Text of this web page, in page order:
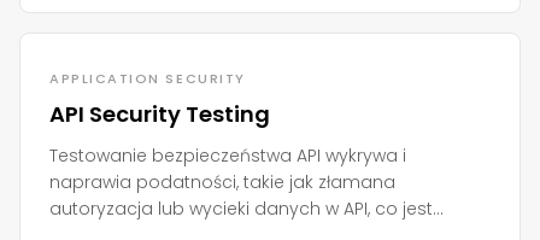
APPLICATION SECURITY
API Security Testing
Testowanie bezpieczeństwa API wykrywa i
naprawia podatności, takie jak złamana
autoryzacja lub wycieki danych w API, co jest